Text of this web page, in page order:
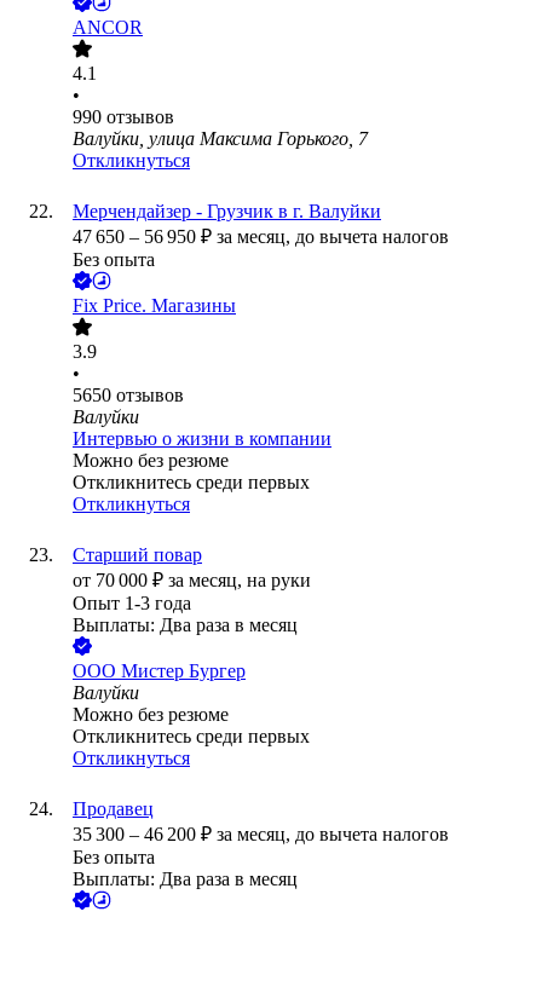
ANCOR
4.1
•
990 отзывов
Валуйки, улица Максима Горького, 7
Откликнуться
Мерчендайзер - Грузчик в г. Валуйки
47 650 – 56 950 ₽ за месяц, до вычета налогов
Без опыта
Fix Price. Магазины
3.9
•
5650 отзывов
Валуйки
Интервью о жизни в компании
Можно без резюме
Откликнитесь среди первых
Откликнуться
Старший повар
от 70 000 ₽ за месяц, на руки
Опыт 1-3 года
Выплаты: Два раза в месяц
ООО Мистер Бургер
Валуйки
Можно без резюме
Откликнитесь среди первых
Откликнуться
Продавец
35 300 – 46 200 ₽ за месяц, до вычета налогов
Без опыта
Выплаты: Два раза в месяц